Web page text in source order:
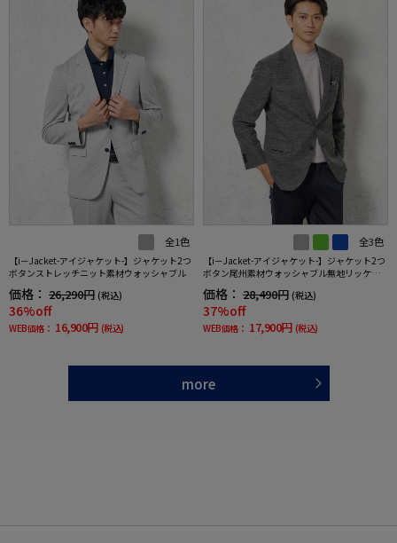
全1色
【i－Jacket-アイジャケット-】ジャケット2つ
ボタンストレッチニット素材ウォッシャブル
価格： 26,290円 (税込)
36%off
WEB価格： 16,900円 (税込)
全3色
【i－Jacket-アイジャケット-】ジャケット2つ
ボタン尾州素材ウォッシャブル無地リッケン
価格： 28,490円 (税込)
37%off
WEB価格： 17,900円 (税込)
more